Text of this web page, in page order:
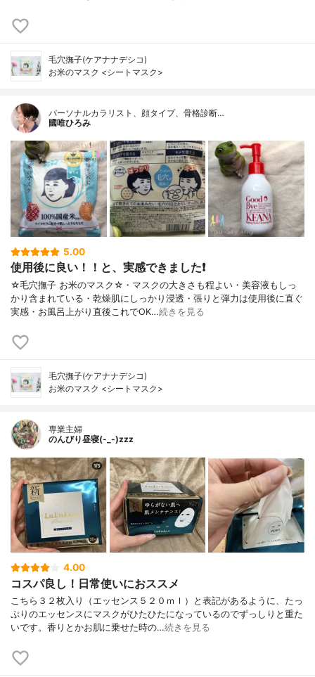
毛穴撫子(ケアナナデシコ)
お米のマスク <シートマスク>
パーソナルカラリスト、顔タイプ、骨格診断…
國唯ひろみ
5.00
使用後に良い！！と、実感できました❗
☆毛穴撫子 お米のマスク☆・マスクの大きさも程よい・美容液もしっ
かり含まれている・乾燥肌にしっかり浸透・張りと弾力は使用後に直ぐ
実感・お風呂上がり直後これでOK…続きを見る
毛穴撫子(ケアナナデシコ)
お米のマスク <シートマスク>
専業主婦
のんびり昼寝(-_-)zzz
4.00
コスパ良し！日常使いにおススメ
こちら３２枚入り（エッセンス５２０ｍｌ）と表記があるように、たっ
ぷりのエッセンスにマスクがひたひたになっているのでずっしりと重た
いです。香りとかお肌に乗せた時の…続きを見る